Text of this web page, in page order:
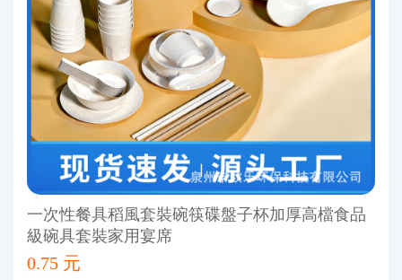
一次性餐具稻風套裝碗筷碟盤子杯加厚高檔食品
級碗具套裝家用宴席
0.75 元